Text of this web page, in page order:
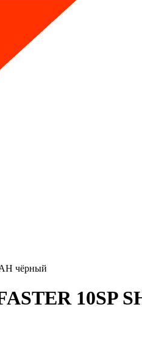
чёрный
10SP